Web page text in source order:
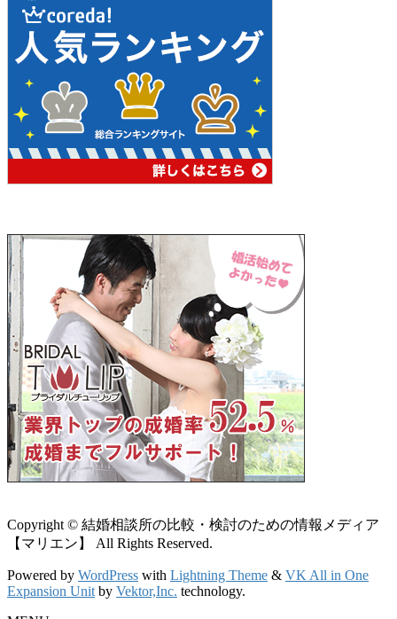
Copyright © 結婚相談所の比較・検討のための情報メディア
【マリエン】 All Rights Reserved.
Powered by WordPress with Lightning Theme & VK All in One
Expansion Unit by Vektor,Inc. technology.